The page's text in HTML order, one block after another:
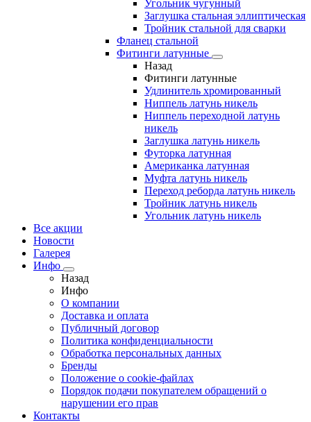
Угольник чугунный
Заглушка стальная эллиптическая
Тройник стальной для сварки
Фланец стальной
Фитинги латунные
Назад
Фитинги латунные
Удлинитель хромированный
Ниппель латунь никель
Ниппель переходной латунь
никель
Заглушка латунь никель
Футорка латунная
Американка латунная
Муфта латунь никель
Переход реборда латунь никель
Тройник латунь никель
Угольник латунь никель
Все акции
Новости
Галерея
Инфо
Назад
Инфо
О компании
Доставка и оплата
Публичный договор
Политика конфиденциальности
Обработка персональных данных
Бренды
Положение о cookie-файлах
Порядок подачи покупателем обращений о
нарушении его прав
Контакты